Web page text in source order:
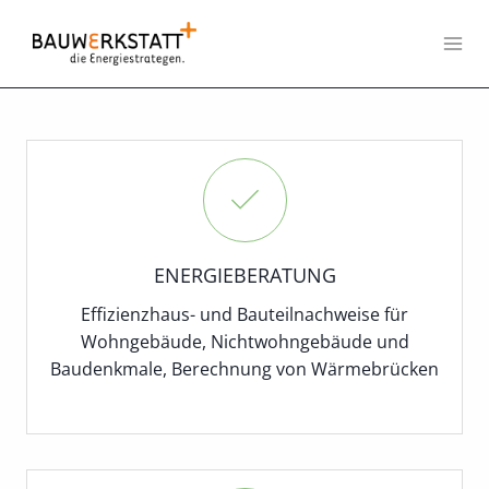
Inhalt
springen
ENERGIEBERATUNG
Effizienzhaus- und Bauteilnachweise für
Wohngebäude, Nichtwohngebäude und
Baudenkmale, Berechnung von Wärmebrücken